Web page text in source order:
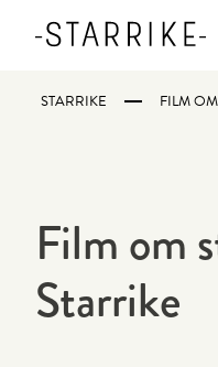
STARRIKE FILM
Film om
Starrike